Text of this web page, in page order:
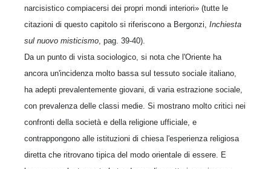
narcisistico compiacersi dei propri mondi interiori» (tutte le
citazioni di questo capitolo si riferiscono a Bergonzi, Inchiesta
sul nuovo misticismo, pag. 39-40).
Da un punto di vista sociologico, si nota che l'Oriente ha
ancora un'incidenza molto bassa sul tessuto sociale italiano,
ha adepti prevalentemente giovani, di varia estrazione sociale,
con prevalenza delle classi medie. Si mostrano molto critici nei
confronti della società e della religione ufficiale, e
contrappongono alle istituzioni di chiesa l'esperienza religiosa
diretta che ritrovano tipica del modo orientale di essere. E